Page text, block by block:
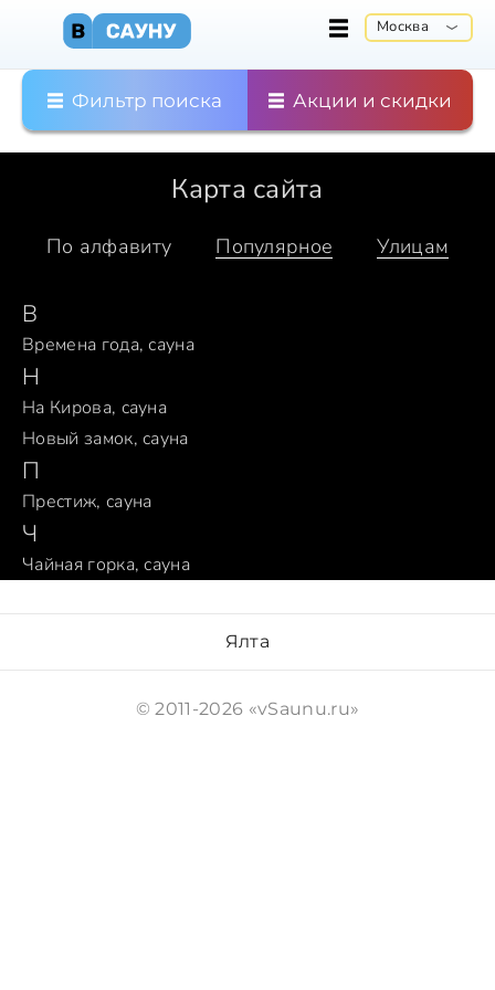
Москва
Фильтр поиска Акции и скидки
Карта сайта
По алфавиту Популярное Улицам
В
Времена года, сауна
Н
На Кирова, сауна
Новый замок, сауна
П
Престиж, сауна
Ч
Чайная горка, сауна
Ялта
© 2011-2026 «vSaunu.ru»